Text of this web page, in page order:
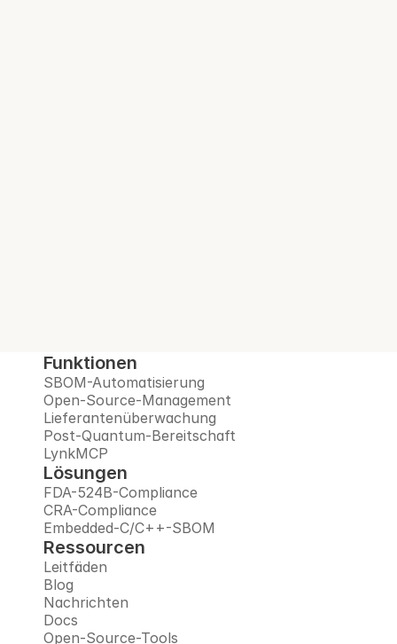
Funktionen
SBOM-Automatisierung
Open-Source-Management
Lieferantenüberwachung
Post-Quantum-Bereitschaft
LynkMCP
Lösungen
FDA-524B-Compliance
CRA-Compliance
Embedded-C/C++-SBOM
Ressourcen
Leitfäden
Blog
Nachrichten
Docs
Open-Source-Tools